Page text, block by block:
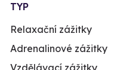
TYP
Relaxační zážitky
Adrenalinové zážitky